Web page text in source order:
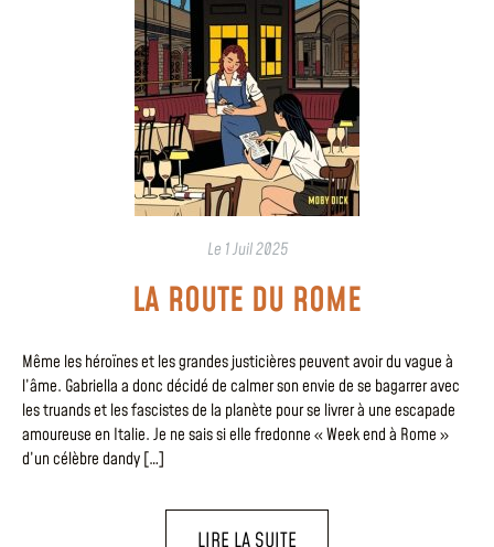
Le 1 Juil 2025
LA ROUTE DU ROME
Même les héroïnes et les grandes justicières peuvent avoir du vague à
l’âme. Gabriella a donc décidé de calmer son envie de se bagarrer avec
les truands et les fascistes de la planète pour se livrer à une escapade
amoureuse en Italie. Je ne sais si elle fredonne « Week end à Rome »
d’un célèbre dandy […]
LIRE LA SUITE